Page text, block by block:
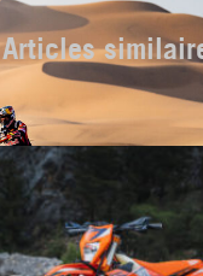
Articles